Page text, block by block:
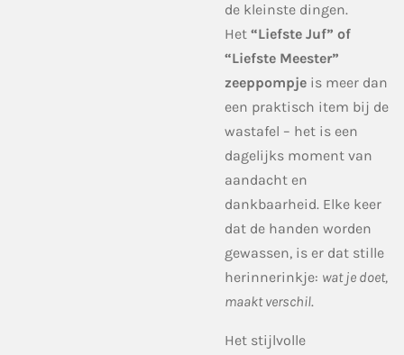
de kleinste dingen.
Het “Liefste Juf” of
“Liefste Meester”
zeeppompje is meer dan
een praktisch item bij de
wastafel – het is een
dagelijks moment van
aandacht en
dankbaarheid. Elke keer
dat de handen worden
gewassen, is er dat stille
herinnerinkje: wat je doet,
maakt verschil.
Het stijlvolle